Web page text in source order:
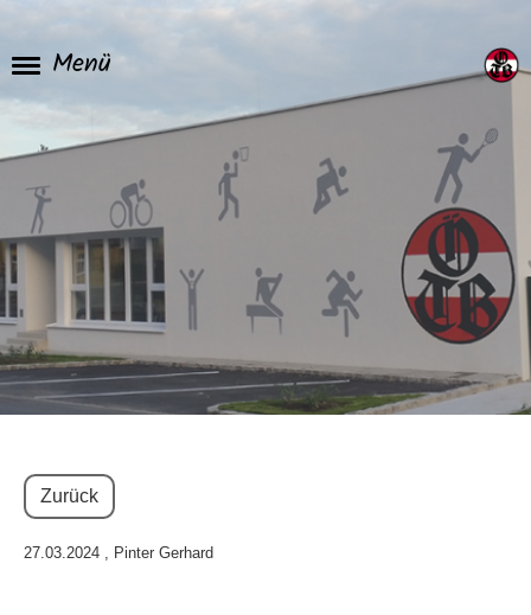
Menü
Zurück
27.03.2024 , Pinter Gerhard